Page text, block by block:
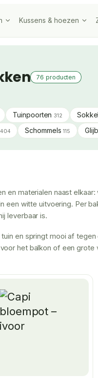
Kussens & hoezen
76 producten
Tuinpoorten 312
404 Schommels115
en materialen naast
een witte uitvoering. Per
leverbaar is.
en springt mooi af
het balkon of een